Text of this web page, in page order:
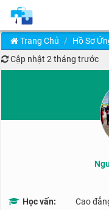
Trang Chủ Hồ Sơ
Cập nhật 2 tháng trước
Học vấn:
Cao